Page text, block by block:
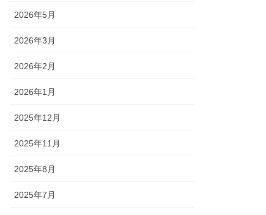
2026年5月
2026年3月
2026年2月
2026年1月
2025年12月
2025年11月
2025年8月
2025年7月